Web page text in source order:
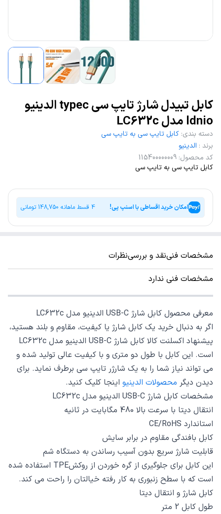
کابل تبیدل شارژ تایپ سی typec الدینیو
ldnio مدل LC632c
دسته بندی: کابل تایپ سی به تایپ سی
برند : الدینیو
کد محصول:
115400000009
کابل تایپ سی به تایپ سی
امکان خرید اقساطی با اسنپ پی! 4 قسط ماهانه 148,750 تومانی
مشخصات فنینقد و بررسینظرات
مشخصات فنی ندارد
معرفی محصول کابل شارژ USB-C الدینیو مدل LC632c
اگر به دنبال خرید یک کابل شارژ یا کیفیت، مقاوم و بلند هستید،
پیشنهاد اکسلنت کالا کابل شارژ USB-C الدینیو مدل LC632c
است. این کابل با طول دو متری و با کیفیت عالی تولید شده و
می تواند نیاز شما را به یک شارژر تایپ سی برطرف نماید. برای
دیدن دیگر محصولات الدینیو اینجا کلیک کنید.
مشخصات کابل شارژ USB-C الدینیو مدل LC632c
انتقال دیتا با سرعت بالا 480 مگابایت در ثانیه
استاندارد CE/RoHS
کابل بافندگی مقاوم در برابر سایش
قابلیت شارژ سریع بدون آسیب رساندن به دستگاه شم
این کابل برای جلوگیری از گره خوردن از روکشTPE استفاده شده
است که با سطح زنبوری به کار رفته خیالتان را راحت می کند.
کابل شارژ و انتقال دیتا
طول کابل 2 متر